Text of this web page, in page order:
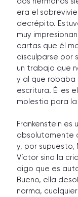
era el
decrépito.
muy
cartas que él
disculparse por
un trabajo que
y al que robaba
escritura. Él es
molestia para la
Frankenstein es
absolutamente
y, por supuesto,
Víctor sino la
digo que es
Bueno, ella
norma,